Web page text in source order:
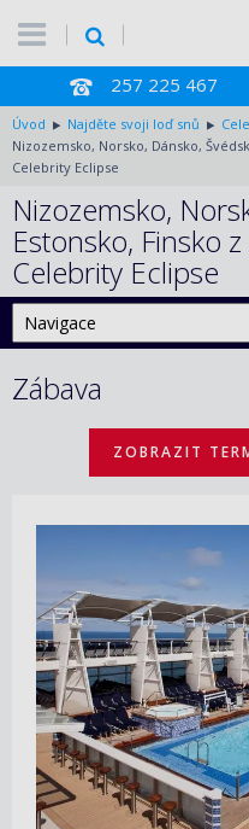
257 225 467
Úvod Najděte svoji loď snů
Nizozemsko, Norsko, Dánsko,
Celebrity Eclipse
Nizozemsko,
Estonsko, Finsko
Celebrity Eclipse
Zábava
ZOBRAZIT